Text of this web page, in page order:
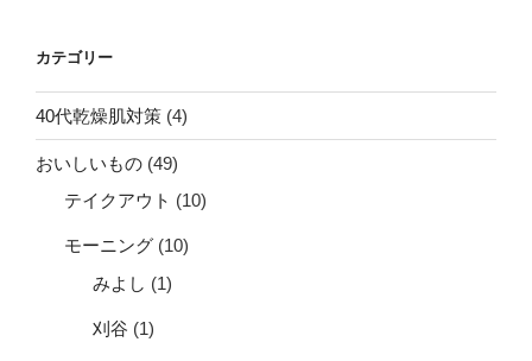
カテゴリー
40代乾燥肌対策 (4)
おいしいもの (49)
テイクアウト (10)
モーニング (10)
みよし (1)
刈谷 (1)